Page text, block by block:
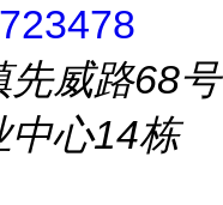
先威路68号
中心14栋